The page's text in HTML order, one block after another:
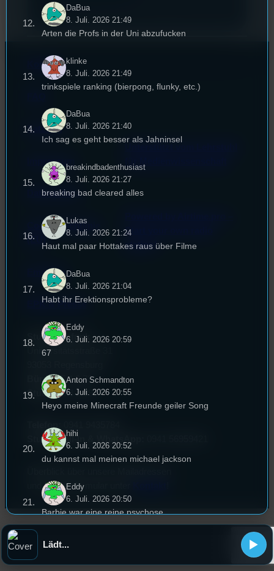
Kontakt
Satzung
Impressum
Datenschutz
Cookie-Richtlinie
(EU)
Empfang
EPK & Presse
Start your own radio
station!
Studentenfunk
Universitätsstraße 31
Büro:PT 4.0.73
Studio:SH 1.39
Telefon:
Studio Call-In & WhatsApp:
und Kontaktformular unter
DaBua
8. Juli. 2026 21:49
Arten die Profs in der Uni abzufucken
klinke
8. Juli. 2026 21:49
trinkspiele ranking (bierpong, flunky, etc.)
DaBua
8. Juli. 2026 21:40
Ich sag es geht besser als Jahninsel
breakindbadenthusiast
8. Juli. 2026 21:27
breaking bad cleared alles
Lukas
8. Juli. 2026 21:24
Haut mal paar Hottakes raus über Filme
DaBua
8. Juli. 2026 21:04
Habt ihr Erektionsprobleme?
Eddy
6. Juli. 2026 20:59
67
Anton Schmandton
6. Juli. 2026 20:55
Heyo meine Minecraft Freunde geiler Song
hihi
6. Juli. 2026 20:52
du kannst mal meinen michael jackson
Eddy
6. Juli. 2026 20:50
Barbie war eine reine psychose
barbie geiler film aber oppenheimer peak
Lädt...